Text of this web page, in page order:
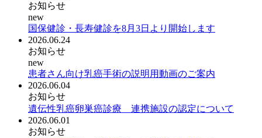
お知らせ
new
国保健診・長寿健診を8月3日より開始します
2026.06.24
お知らせ
new
患者さん向け乳癌手術の説明用動画のご案内
2026.06.04
お知らせ
遺伝性乳癌卵巣癌診療 連携施設の認定について
2026.06.01
お知らせ